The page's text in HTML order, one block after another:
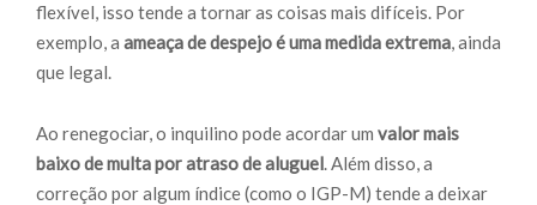
flexível, isso tende a tornar as coisas mais difíceis. Por
exemplo, a ameaça de despejo é uma medida extrema, ainda
que legal.
Ao renegociar, o inquilino pode acordar um valor mais
baixo de multa por atraso de aluguel. Além disso, a
correção por algum índice (como o IGP-M) tende a deixar